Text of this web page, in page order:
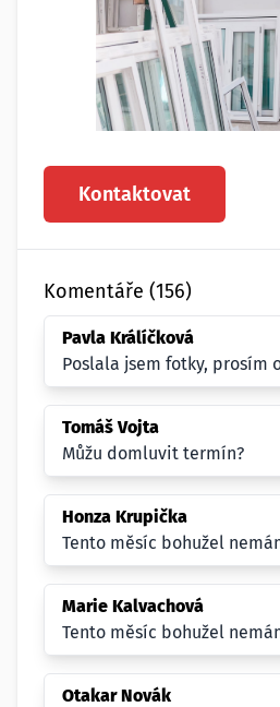
Kontaktovat
Komentáře (156)
Pavla Králíčková
Poslala jsem fotky, prosím
Tomáš Vojta
Můžu domluvit termín?
Honza Krupička
Tento měsíc bohužel
Marie Kalvachová
Tento měsíc bohužel
Otakar Novák